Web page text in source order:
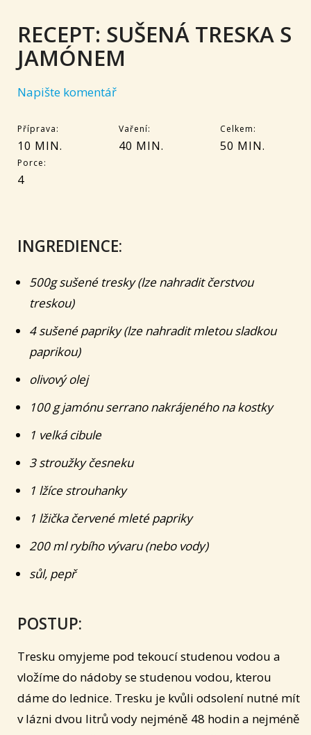
RECEPT: SUŠENÁ TRESKA S
JAMÓNEM
Napište komentář
Příprava:
10 MIN.
Vaření:
40 MIN.
Celkem:
50 MIN.
Porce:
4
INGREDIENCE:
500g sušené tresky (lze nahradit čerstvou
treskou)
4 sušené papriky (lze nahradit mletou sladkou
paprikou)
olivový olej
100 g jamónu serrano nakrájeného na kostky
1 velká cibule
3 stroužky česneku
1 lžíce strouhanky
1 lžička červené mleté papriky
200 ml rybího vývaru (nebo vody)
sůl, pepř
POSTUP:
Tresku omyjeme pod tekoucí studenou vodou a
vložíme do nádoby se studenou vodou, kterou
dáme do lednice. Tresku je kvůli odsolení nutné mít
v lázni dvou litrů vody nejméně 48 hodin a nejméně